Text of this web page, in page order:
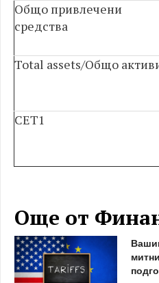
Общо привлечени
средства
Total assets/Общо
CET1
Още от